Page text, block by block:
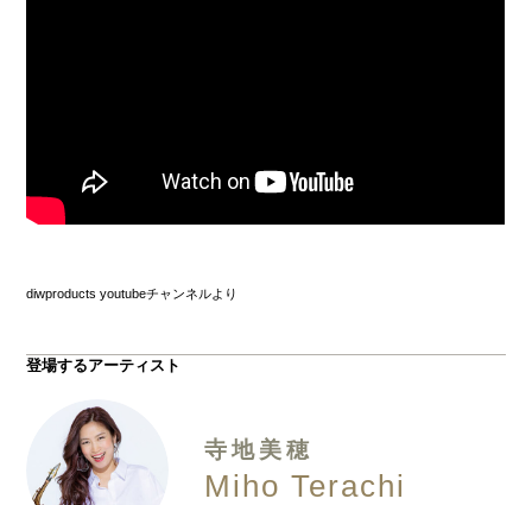
diwproducts youtubeチャンネルより
登場するアーティスト
寺地美穂
Miho Terachi